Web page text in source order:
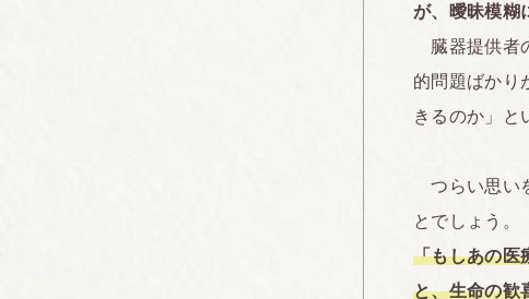
が、曖昧模糊
臓器提供者
的問題ばかり
きるのか」と
つらい思い
とでしょう。
「もしあの医
と、生命の歓